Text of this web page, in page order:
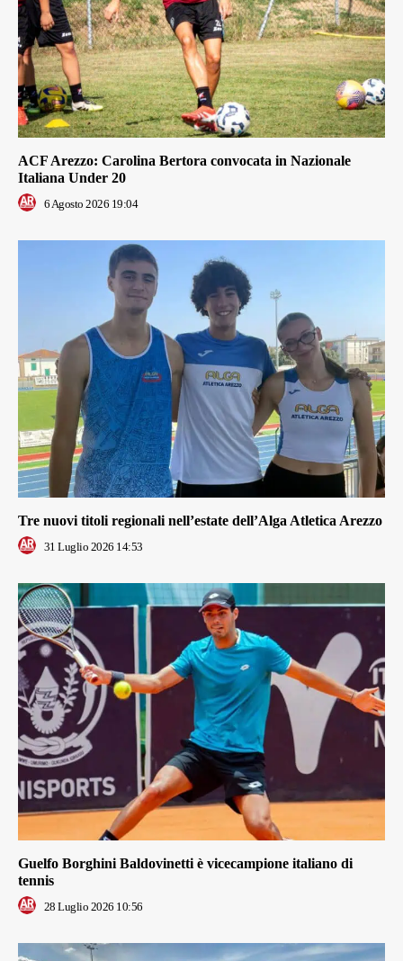
ACF Arezzo: Carolina Bertora convocata in Nazionale
Italiana Under 20
6 Agosto 2026 19:04
Tre nuovi titoli regionali nell’estate dell’Alga Atletica Arezzo
31 Luglio 2026 14:53
Guelfo Borghini Baldovinetti è vicecampione italiano di
tennis
28 Luglio 2026 10:56